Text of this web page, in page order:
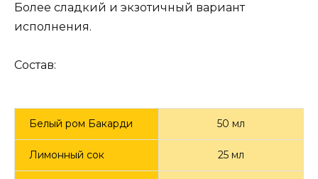
Более сладкий и экзотичный вариант
исполнения.
Состав:
Белый ром Бакарди 50 мл
Лимонный сок 25 мл